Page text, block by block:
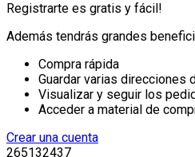
Registrarte es gratis y fácil!
Además tendrás grandes
Compra rápida
Guardar varias direcciones
Visualizar y seguir los
Acceder a material de
Crear una cuenta
265132437